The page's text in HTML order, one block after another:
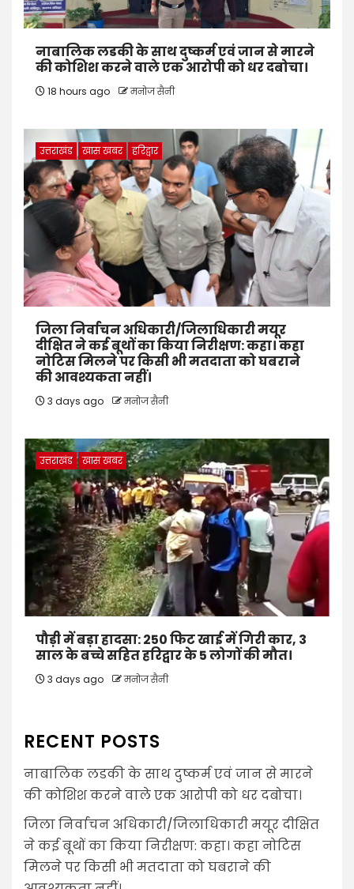
नाबालिक लडकी के साथ दुष्कर्म एवं जान से मारने
की कोशिश करने वाले एक आरोपी को धर दबोचा।
18 hours ago मनोज सैनी
उत्तराखंड खास खबर हरिद्वार
जिला निर्वाचन अधिकारी/जिलाधिकारी मयूर
दीक्षित ने कई बूथों का किया निरीक्षण: कहा। कहा
नोटिस मिलने पर किसी भी मतदाता को घबराने
की आवश्यकता नहीं।
3 days ago मनोज सैनी
उत्तराखंड खास खबर
पौड़ी में बड़ा हादसा: 250 फिट खाई में गिरी कार, 3
साल के बच्चे सहित हरिद्वार के 5 लोगों की मौत।
3 days ago मनोज सैनी
RECENT POSTS
नाबालिक लडकी के साथ दुष्कर्म एवं जान से मारने
की कोशिश करने वाले एक आरोपी को धर दबोचा।
जिला निर्वाचन अधिकारी/जिलाधिकारी मयूर दीक्षित
ने कई बूथों का किया निरीक्षण: कहा। कहा नोटिस
मिलने पर किसी भी मतदाता को घबराने की